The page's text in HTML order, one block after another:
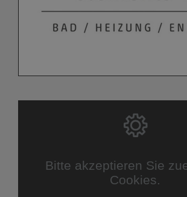
Bitte akzeptieren Sie
Cookies.